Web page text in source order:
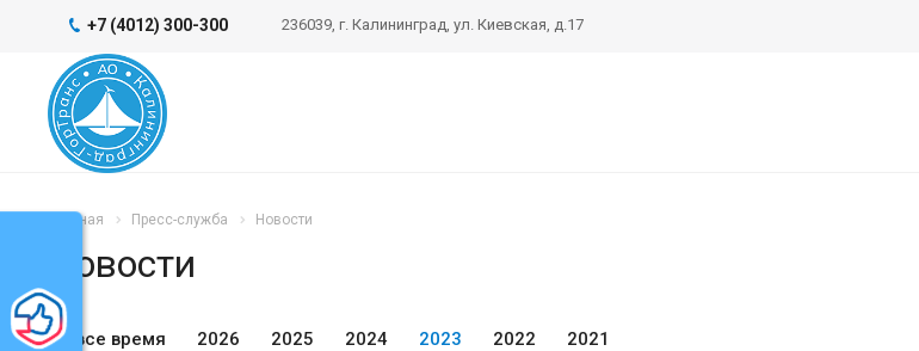
+7 (4012) 300-300 236039, г. Калининград, ул. Киевская, д.17
Главная Пресс-служба Новости
Новости
За все время 2026 2025 2024 2023 2022 2021